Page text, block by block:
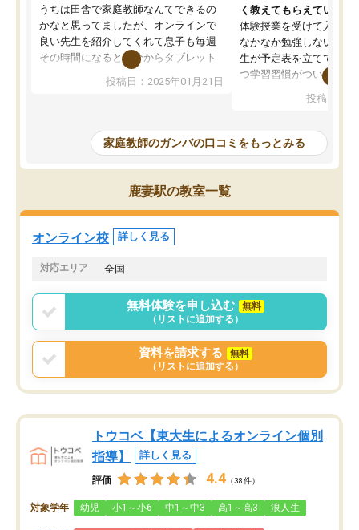
うちは田舎で家庭教師なんてできるの
かなと思ってましたが、オンラインで
良い先生を紹介してくれて息子も毎週
その時間になると自分からタブレット
を開いてzoomを繋げるようになりまし
た！5科目なんでもOKなのもとても気
めて1年ほどだった今では平均点以上の
科目が増えてきました！あと1年受験ま
であるので無料の週末教室を使用しな
がら頑張って欲しいと思います！
投稿日：2025年01月21日
く教えてもらえている
体験授業を受けて入塾し
なかなか勉強しない息子
生が予定表を立ててくれ
つ学習習慣がついてきま
指導が無い日も予定表
問できるのでとても助か
投稿日：
家庭教師のガンバの口コミをもっとみる
鹿妻駅の教室一覧
オンライン校 詳しく見る
対応エリア 全国
無料体験を申し込む
無料
（リストに追加する）
資料を請求する
無料
（リストに追加する）
トウコベ【東大生によるオンライン個別
指導】
詳しく見る
評価 4.4 （38件）
対象学年 幼児 小1～小6 中1～中3 高1～高3 浪人生